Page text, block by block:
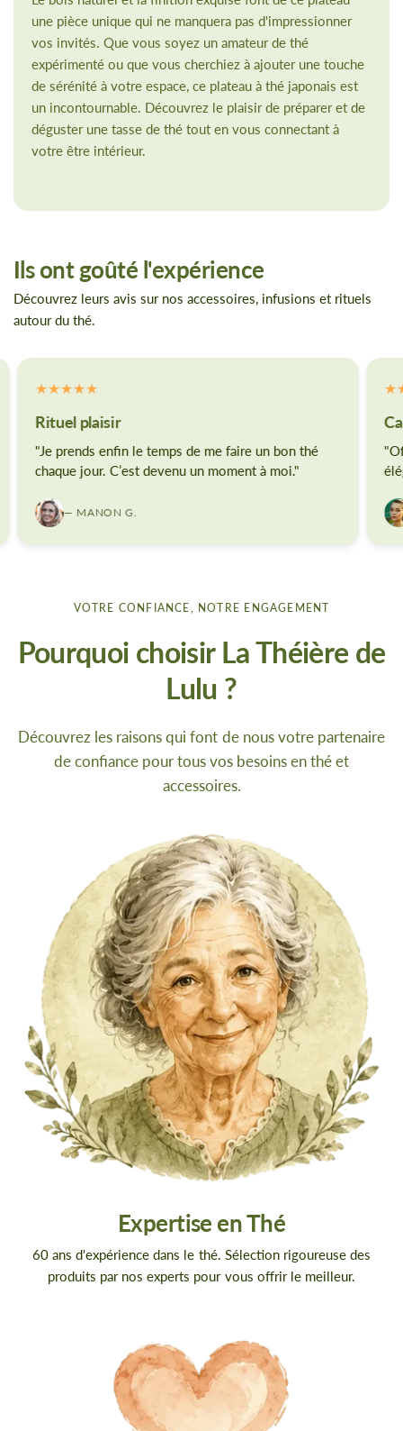
une pièce unique qui ne manquera pas d'impressionner
vos invités. Que vous soyez un amateur de thé
expérimenté ou que vous cherchiez à ajouter une touche
de sérénité à votre espace, ce plateau à thé japonais est
un incontournable. Découvrez le plaisir de préparer et de
déguster une tasse de thé tout en vous connectant à
votre être intérieur.
Ils ont goûté l'expérience
Découvrez leurs avis sur nos accessoires, infusions et rituels
autour du thé.
Rituel plaisir
"Je prends enfin le temps de me faire un bon thé
chaque jour. C’est devenu un moment à moi."
— MANON G.
VOTRE CONFIANCE, NOTRE ENGAGEMENT
Pourquoi choisir La Théière de
Lulu ?
Découvrez les raisons qui font de nous votre partenaire
de confiance pour tous vos besoins en thé et
accessoires.
Expertise en Thé
60 ans d'expérience dans le thé. Sélection rigoureuse des
produits par nos experts pour vous offrir le meilleur.